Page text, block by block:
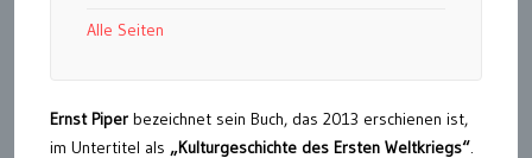
Alle Seiten
Ernst Piper bezeichnet sein Buch, das 2013 erschienen ist,
im Untertitel als „Kulturgeschichte des Ersten Weltkriegs“.